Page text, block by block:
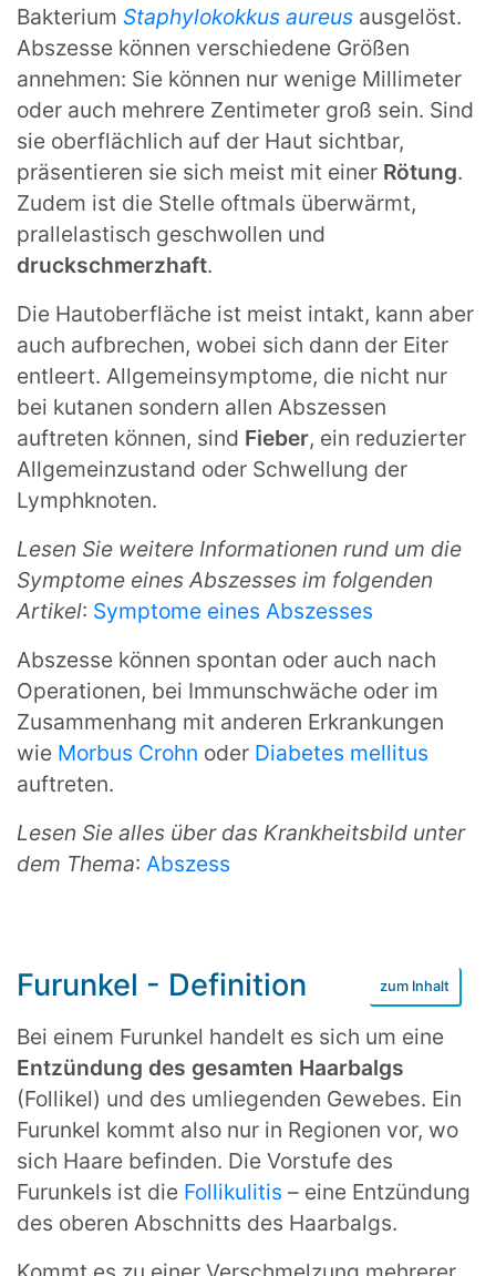
Bakterium Staphylokokkus aureus ausgelöst.
Abszesse können verschiedene Größen
annehmen: Sie können nur wenige Millimeter
oder auch mehrere Zentimeter groß sein. Sind
sie oberflächlich auf der Haut sichtbar,
präsentieren sie sich meist mit einer Rötung.
Zudem ist die Stelle oftmals überwärmt,
prallelastisch geschwollen und
druckschmerzhaft.
Die Hautoberfläche ist meist intakt, kann aber
auch aufbrechen, wobei sich dann der Eiter
entleert. Allgemeinsymptome, die nicht nur
bei kutanen sondern allen Abszessen
auftreten können, sind Fieber, ein reduzierter
Allgemeinzustand oder Schwellung der
Lymphknoten.
Lesen Sie weitere Informationen rund um die
Symptome eines Abszesses im folgenden
Artikel: Symptome eines Abszesses
Abszesse können spontan oder auch nach
Operationen, bei Immunschwäche oder im
Zusammenhang mit anderen Erkrankungen
wie Morbus Crohn oder Diabetes mellitus
auftreten.
Lesen Sie alles über das Krankheitsbild unter
dem Thema: Abszess
Furunkel - Definition
Bei einem Furunkel handelt es sich um eine
Entzündung des gesamten Haarbalgs
(Follikel) und des umliegenden Gewebes. Ein
Furunkel kommt also nur in Regionen vor, wo
sich Haare befinden. Die Vorstufe des
Furunkels ist die Follikulitis – eine Entzündung
des oberen Abschnitts des Haarbalgs.